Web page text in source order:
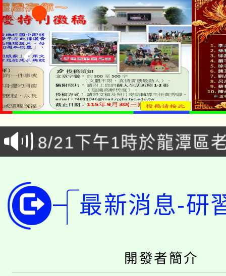
「本色祭」8/29、30在
場熱烈登場!
8/21下午1時於龍潭區
YOUNG桃局內行報名
局官網。
8月14至27日，桃園電
開!
115年桃園市運動會8/
視費優惠，中低收入戶
大園自造教育及科技
最新消息-研
開發者簡介